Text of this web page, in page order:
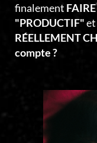
finalement
"PRODUCTIF"
RÉELLEMENT
compte ?